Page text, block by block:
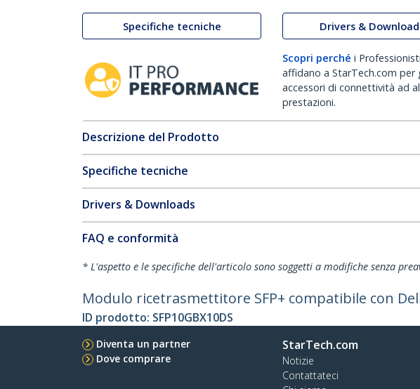
Specifiche tecniche Drivers &
Scopri perché i
affidano a StarTech.com per
accessori di connettività ad
prestazioni.
Descrizione del Prodotto
Specifiche tecniche
Drivers & Downloads
FAQ e conformità
* L'aspetto e le specifiche dell'articolo sono soggetti a modifiche senza
Modulo ricetrasmettitore SFP+ compatibile con Dell
ID prodotto: SFP10GBX10DS
Diventa un partner
Dove comprare
StarTech.com
Notizie
Contattateci